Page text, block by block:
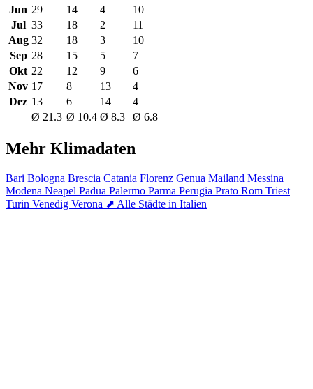
Jun 29 14 4
10
Jul 33 18 2
11
Aug 32 18 3
10
Sep 28 15 5
7
Okt 22 12 9
6
Nov 17 8 13
4
Dez 13 6 14
4
Ø 21.3 Ø 10.4 Ø 8.3 Ø 6.8
Mehr Klimadaten
Bari Bologna Brescia Catania Florenz Genua Mailand Messina
Modena Neapel Padua Palermo Parma Perugia Prato Rom Triest
Turin Venedig Verona ⬈ Alle Städte in Italien